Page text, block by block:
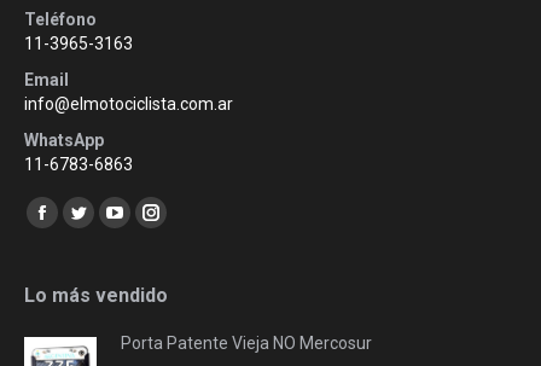
Teléfono
11-3965-3163
Email
info@elmotociclista.com.ar
WhatsApp
11-6783-6863
Encuéntranos en:
Facebook
opens
new
Twitter
opens
new
YouTube
opens
new
Instagram
opens
new
Lo más vendido
Porta Patente Vieja NO Mercosur